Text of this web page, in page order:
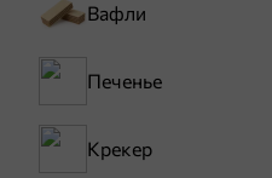
Вафли
Печенье
Крекер